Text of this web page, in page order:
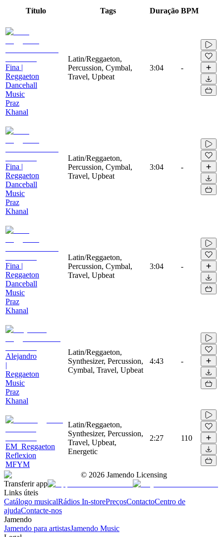
Título Tags Duração BPM
Fina |
Reggaeton
Dancehall
Music
Praz
Khanal
Latin/Reggaeton,
Percussion, Cymbal,
Travel, Upbeat
3:04 -
Fina |
Reggaeton
Danceball
Music
Praz
Khanal
Latin/Reggaeton,
Percussion, Cymbal,
Travel, Upbeat
3:04 -
Fina |
Reggaeton
Danceball
Music
Praz
Khanal
Latin/Reggaeton,
Percussion, Cymbal,
Travel, Upbeat
3:04 -
Alejandro
|
Reggaeton
Music
Praz
Khanal
Latin/Reggaeton,
Synthesizer, Percussion,
Cymbal, Travel, Upbeat
4:43 -
EM_Reggaeton
Reflexion
MFYM
Latin/Reggaeton,
Synthesizer, Percussion,
Travel, Upbeat,
Energetic
2:27 110
© 2026 Jamendo Licensing
Transferir app
Links úteis
Catálogo musicalRádios In-storePreçosContactoCentro de
ajudaContacte-nos
Jamendo
Jamendo para artistasJamendo Music